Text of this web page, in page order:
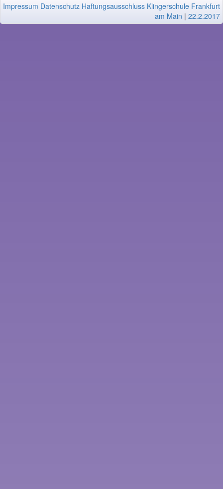
Impressum Datenschutz Haftungsausschluss Klingerschule Frankfurt
am Main | 22.2.2017